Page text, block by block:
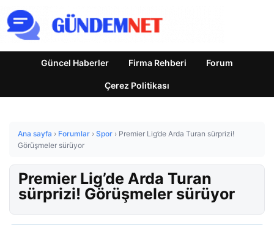
Güncel Haberler Firma Rehberi Forum
Çerez Politikası
Ana sayfa › Forumlar › Spor › Premier Lig’de Arda Turan sürprizi!
Görüşmeler sürüyor
Premier Lig’de Arda Turan
sürprizi! Görüşmeler sürüyor